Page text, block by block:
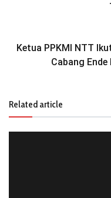
Ketua PPKMI NTT
Cabang
Related article